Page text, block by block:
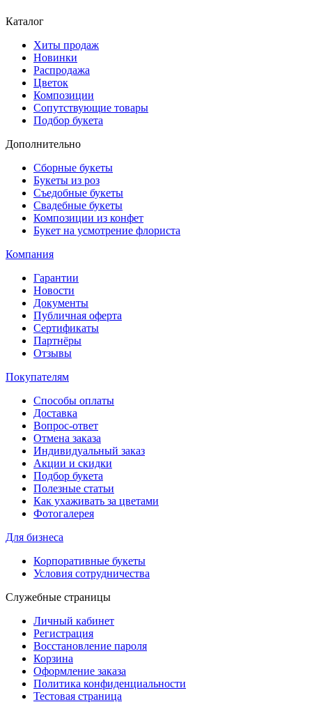
Каталог
Хиты продаж
Новинки
Распродажа
Цветок
Композиции
Сопутствующие товары
Подбор букета
Дополнительно
Сборные букеты
Букеты из роз
Съедобные букеты
Свадебные букеты
Композиции из конфет
Букет на усмотрение флориста
Компания
Гарантии
Новости
Документы
Публичная оферта
Сертификаты
Партнёры
Отзывы
Покупателям
Способы оплаты
Доставка
Вопрос-ответ
Отмена заказа
Индивидуальный заказ
Акции и скидки
Подбор букета
Полезные статьи
Как ухаживать за цветами
Фотогалерея
Для бизнеса
Корпоративные букеты
Условия сотрудничества
Служебные страницы
Личный кабинет
Регистрация
Восстановление пароля
Корзина
Оформление заказа
Политика конфиденциальности
Тестовая страница